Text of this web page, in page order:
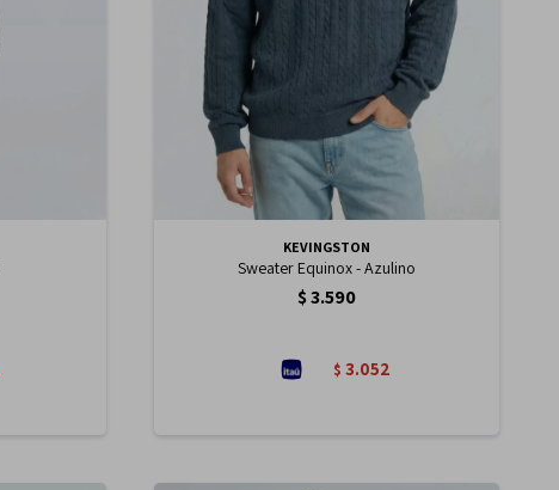
KEVINGSTON
Sweater Equinox - Azulino
$3.590
$ 3.052